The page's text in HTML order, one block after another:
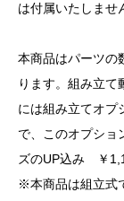
は付属いたしませ
本商品はパーツの
ります。組み立
には組み立てオプ
で、このオプショ
ズのUP込み ￥
※本商品は組立式